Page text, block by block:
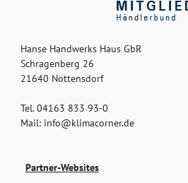
Hanse Handwerks Haus GbR
Schragenberg 26
21640 Nottensdorf
Tel. 04163 833 93-0
Mail: info@klimacorner.de
Partner-Websites